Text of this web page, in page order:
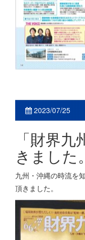
2023/07/25
「財界
きました。
九州・沖縄の時流を
頂きました。